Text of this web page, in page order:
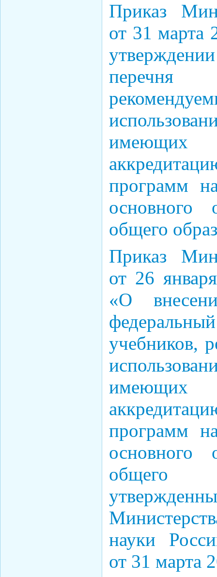
Приказ
от 31
имеющих
программ
основного
общего
Приказ
от 26
«О
учебников,
имеющих
программ
основного
общего
науки
от 31 марта